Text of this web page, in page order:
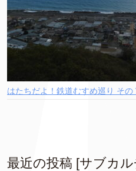
はたちだよ！鉄道むすめ巡り その
最近の投稿 [サブカ